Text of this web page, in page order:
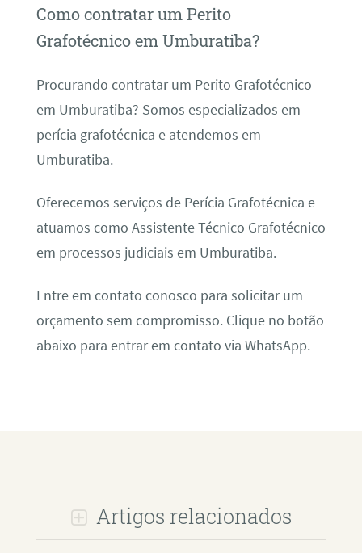
Como contratar um Perito
Grafotécnico em Umburatiba?
Procurando contratar um Perito Grafotécnico
em Umburatiba? Somos especializados em
perícia grafotécnica e atendemos em
Umburatiba.
Oferecemos serviços de Perícia Grafotécnica e
atuamos como Assistente Técnico Grafotécnico
em processos judiciais em Umburatiba.
Entre em contato conosco para solicitar um
orçamento sem compromisso. Clique no botão
abaixo para entrar em contato via WhatsApp.
Artigos relacionados